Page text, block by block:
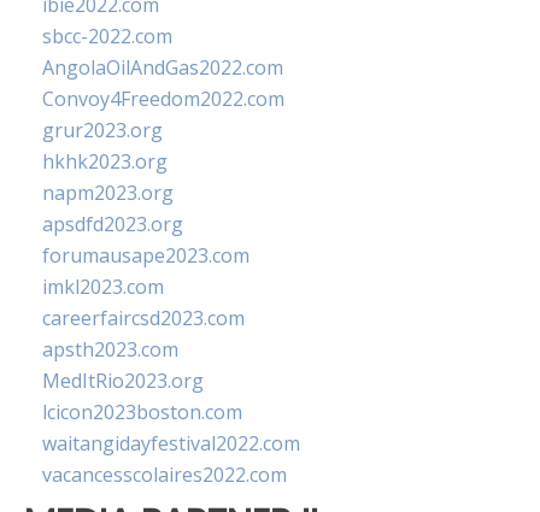
sbcc-2022.com
AngolaOilAndGas2022.com
Convoy4Freedom2022.com
grur2023.org
hkhk2023.org
napm2023.org
apsdfd2023.org
forumausape2023.com
imkl2023.com
careerfaircsd2023.com
apsth2023.com
MedItRio2023.org
lcicon2023boston.com
waitangidayfestival2022.com
vacancesscolaires2022.com